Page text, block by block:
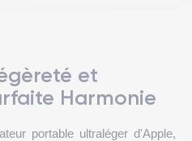
et
Harmonie
portable ultraléger d'Apple,